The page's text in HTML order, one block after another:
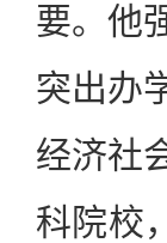
要。他
突出办
经济社
科院校